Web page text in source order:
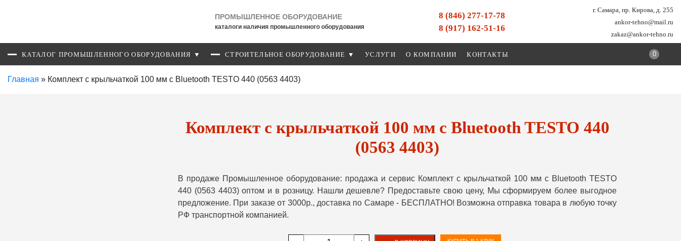
ПРОМЫШЛЕННОЕ ОБОРУДОВАНИЕ
каталоги наличия промышленного оборудования
8 (846) 277-17-78
8 (917) 162-51-16
г. Самара, пр. Кирова, д. 255
ankor-tehno@mail.ru
zakaz@ankor-tehno.ru
КАТАЛОГ ПРОМЫШЛЕННОГО ОБОРУДОВАНИЯ ▼ СТРОИТЕЛЬНОЕ ОБОРУДОВАНИЕ ▼ УСЛУГИ О КОМПАНИИ КОНТАКТЫ 0
Главная » Комплект с крыльчаткой 100 мм с Bluetooth TESTO 440 (0563 4403)
Комплект с крыльчаткой 100 мм с Bluetooth TESTO 440
(0563 4403)
В продаже Промышленное оборудование: продажа и сервис Комплект с крыльчаткой 100 мм с Bluetooth TESTO
440 (0563 4403) оптом и в розницу. Нашли дешевле? Предоставьте свою цену, Мы сформируем более выгодное
предложение. При заказе от 3000р., доставка по Самаре - БЕСПЛАТНО! Возможна отправка товара в любую точку
РФ транспортной компанией.